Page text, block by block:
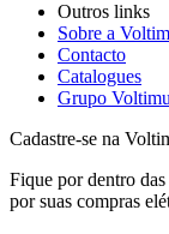
Outros links
Sobre a
Contacto
Catalogues
Grupo
Cadastre-se na
Fique por dentro
por suas compras